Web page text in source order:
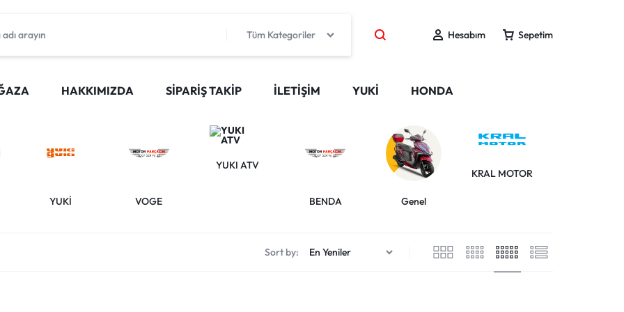
Tüm Kategoriler Hesabım Sepetim
HAKKIMIZDA SIPARIŞ TAKIP İLETIŞIM YUKİ HONDA
YUKİ VOGE
YUKI ATV
BENDA Genel
KRAL MOTOR
Sort by: